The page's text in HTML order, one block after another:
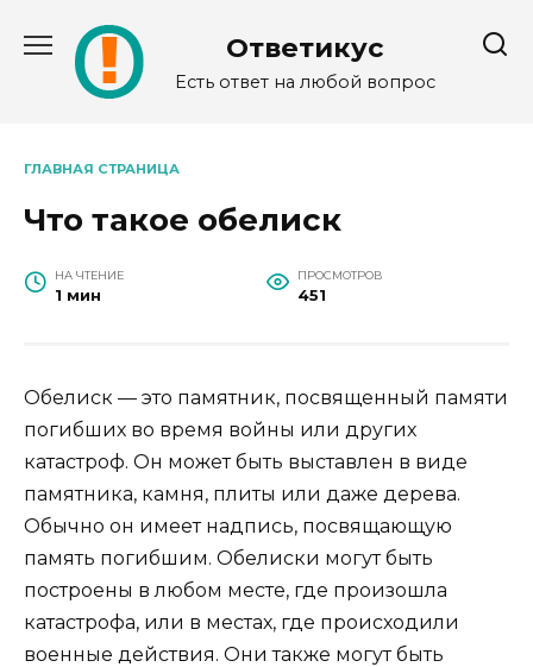
содержанию
Ответикус
Есть ответ на любой вопрос
ГЛАВНАЯ СТРАНИЦА
Что такое обелиск
НА ЧТЕНИЕ
1 мин
ПРОСМОТРОВ
451
Обелиск — это памятник, посвященный памяти
погибших во время войны или других
катастроф. Он может быть выставлен в виде
памятника, камня, плиты или даже дерева.
Обычно он имеет надпись, посвящающую
память погибшим. Обелиски могут быть
построены в любом месте, где произошла
катастрофа, или в местах, где происходили
военные действия. Они также могут быть